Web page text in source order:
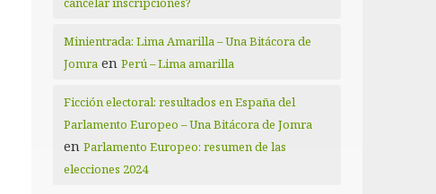
Minientrada: Lima Amarilla – Una Bitácora de
Jomra enPerú – Lima amarilla
Ficción electoral: resultados en España del
Parlamento Europeo – Una Bitácora de Jomra
enParlamento Europeo: resumen de las
elecciones 2024